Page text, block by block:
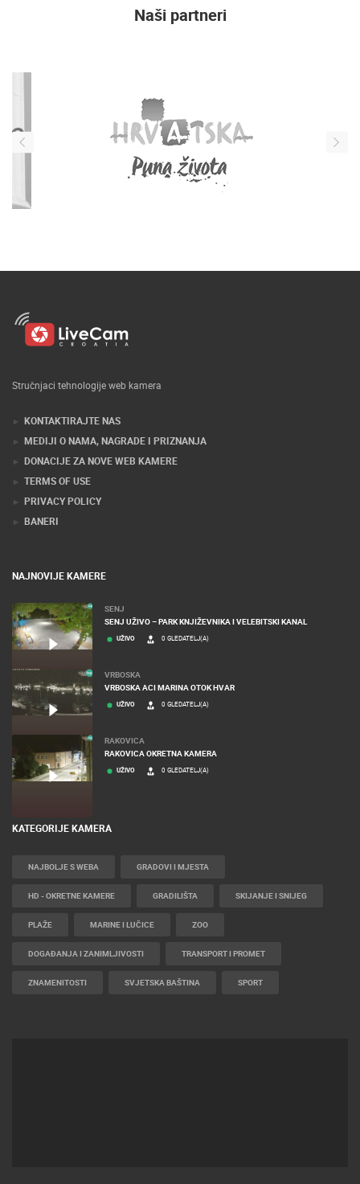
Naši partneri
Stručnjaci tehnologije web kamera
KONTAKTIRAJTE NAS
MEDIJI O NAMA, NAGRADE I PRIZNANJA
DONACIJE ZA NOVE WEB KAMERE
TERMS OF USE
PRIVACY POLICY
BANERI
NAJNOVIJE KAMERE
SENJ
SENJ UŽIVO – PARK KNJIŽEVNIKA I VELEBITSKI KANAL
UŽIVO 0 GLEDATELJ(A)
VRBOSKA
VRBOSKA ACI MARINA OTOK HVAR
UŽIVO 0 GLEDATELJ(A)
RAKOVICA
RAKOVICA OKRETNA KAMERA
UŽIVO 0 GLEDATELJ(A)
KATEGORIJE KAMERA
NAJBOLJE S WEBA GRADOVI I MJESTA
HD - OKRETNE KAMERE GRADILIŠTA SKIJANJE I SNIJEG
PLAŽE MARINE I LUČICE ZOO
DOGAĐANJA I ZANIMLJIVOSTI TRANSPORT I PROMET
ZNAMENITOSTI SVJETSKA BAŠTINA SPORT